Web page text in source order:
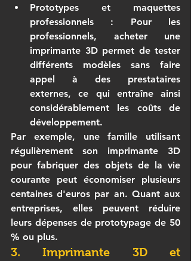
Prototypes et maquettes
professionnels : Pour les
professionnels, acheter une
imprimante 3D permet de tester
différents modèles sans faire
appel à des prestataires
externes, ce qui entraîne ainsi
considérablement les coûts de
développement.
Par exemple, une famille utilisant
régulièrement son imprimante 3D
pour fabriquer des objets de la vie
courante peut économiser plusieurs
centaines d'euros par an. Quant aux
entreprises, elles peuvent réduire
leurs dépenses de prototypage de 50
% ou plus.
3. Imprimante 3D et